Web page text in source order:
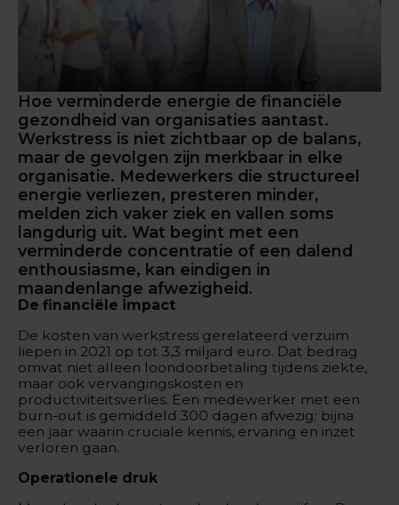
Hoe verminderde energie de financiële
gezondheid van organisaties aantast.
Werkstress is niet zichtbaar op de balans,
maar de gevolgen zijn merkbaar in elke
organisatie. Medewerkers die structureel
energie verliezen, presteren minder,
melden zich vaker ziek en vallen soms
langdurig uit. Wat begint met een
verminderde concentratie of een dalend
enthousiasme, kan eindigen in
maandenlange afwezigheid.
De financiële impact
De kosten van werkstress gerelateerd verzuim
liepen in 2021 op tot 3,3 miljard euro. Dat bedrag
omvat niet alleen loondoorbetaling tijdens ziekte,
maar ook vervangingskosten en
productiviteitsverlies. Een medewerker met een
burn-out is gemiddeld 300 dagen afwezig: bijna
een jaar waarin cruciale kennis, ervaring en inzet
verloren gaan.
Operationele druk